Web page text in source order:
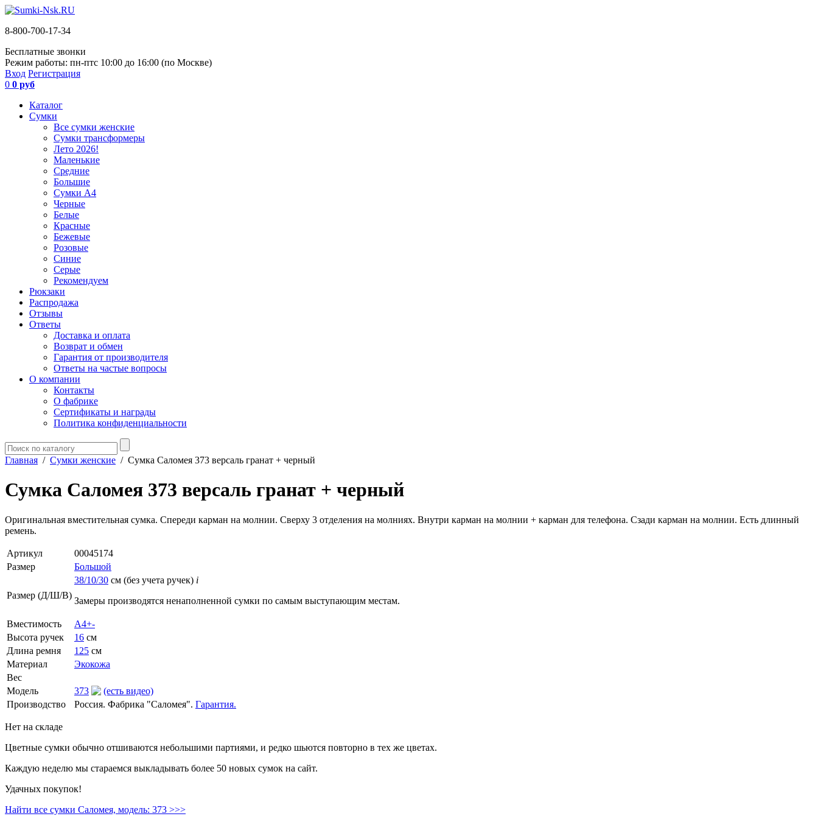
8-800-700-17-34
Бесплатные звонки
Режим работы: пн-птс 10:00 до 16:00 (по Москве)
Вход Регистрация
0 0 руб
Каталог
Сумки
Все сумки женские
Сумки трансформеры
Лето 2026!
Маленькие
Средние
Большие
Сумки А4
Черные
Белые
Красные
Бежевые
Розовые
Синие
Серые
Рекомендуем
Рюкзаки
Распродажа
Отзывы
Ответы
Доставка и оплата
Возврат и обмен
Гарантия от производителя
Ответы на частые вопросы
О компании
Контакты
О фабрике
Сертификаты и награды
Политика конфиденциальности
Главная / Сумки женские / Сумка Саломея 373 версаль гранат + черный
Сумка Саломея 373 версаль гранат + черный
Оригинальная вместительная сумка. Спереди карман на молнии. Сверху 3 отделения на молниях. Внутри карман на молнии + карман для телефона. Сзади карман на молнии. Есть длинный
ремень.
Артикул
00045174
Размер
Большой
Размер (Д/Ш/В)
38/10/30 см (без учета ручек) i
Замеры производятся ненаполненной сумки по самым выступающим местам.
Вместимость
А4+-
Высота ручек
16 см
Длина ремня
125 см
Материал
Экокожа
Вес
Модель
373
(есть видео)
Производство
Россия. Фабрика "Саломея". Гарантия.
Нет на складе
Цветные сумки обычно отшиваются небольшими партиями, и редко шьются повторно в тех же цветах.
Каждую неделю мы стараемся выкладывать более 50 новых сумок на сайт.
Удачных покупок!
Найти все сумки Саломея, модель: 373 >>>